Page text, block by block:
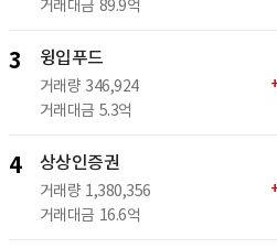
거래대금 89.9억
3 윙입푸드
거래량 346,924
거래대금 5.3억
4 상상인증권
거래량 1,380,356
거래대금 16.6억